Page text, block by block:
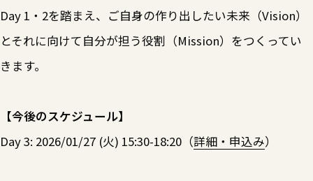
Day 1・2を踏まえ、ご自身の作り出したい未来（Vision）
とそれに向けて自分が担う役割（Mission）をつくってい
きます。
【今後のスケジュール】
Day 3: 2026/01/27 (火) 15:30-18:20（詳細・申込み）